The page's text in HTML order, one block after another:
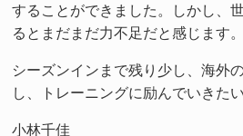
することができました。しかし、
るとまだまだ力不足だと感じます。
シーズンインまで残り少し、海外
し、トレーニングに励んでいきたい
小林千佳